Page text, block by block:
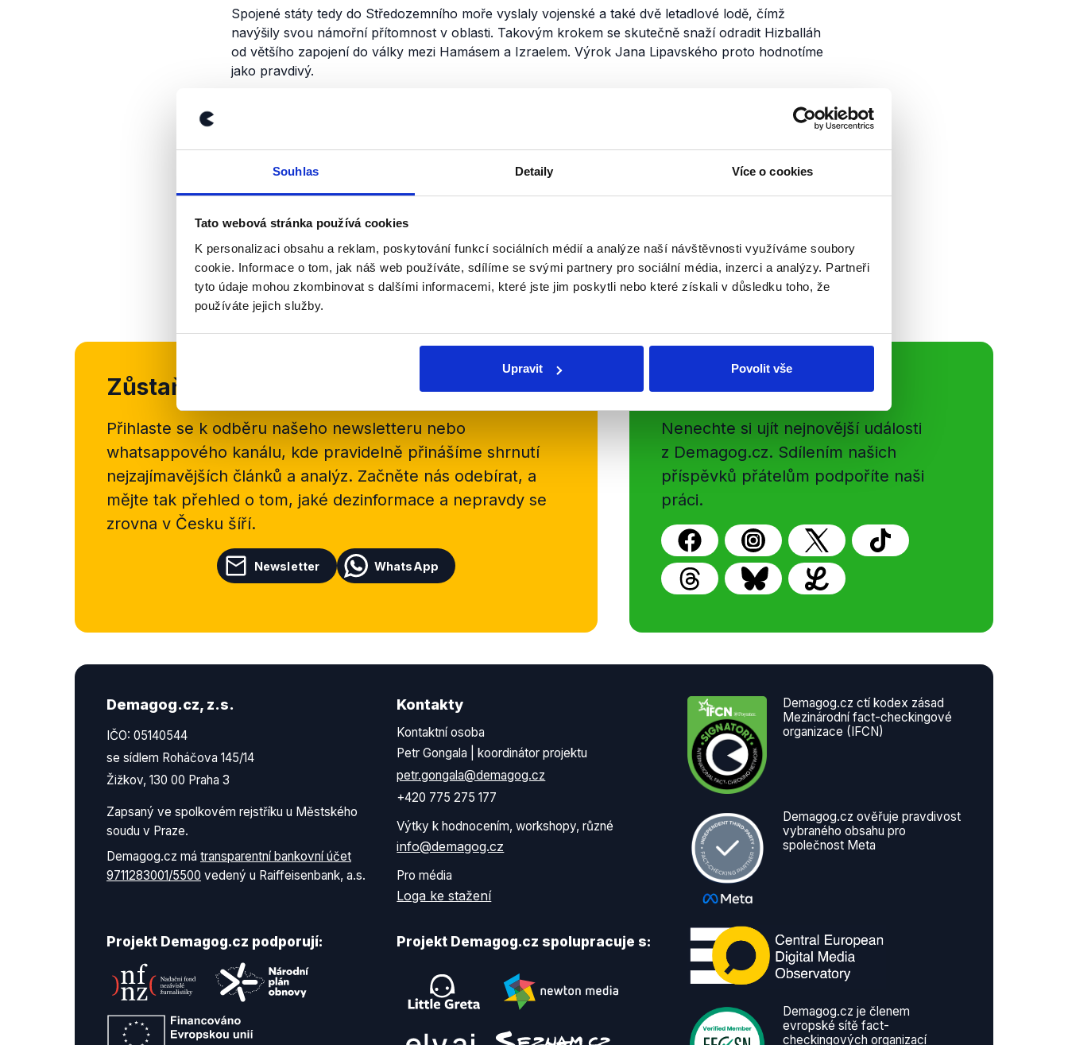
Souhlas Detaily Více o cookies
Tato webová stránka používá cookies
K personalizaci obsahu a reklam, poskytování funkcí sociálních médií a analýze naší návštěvnosti využíváme soubory
cookie. Informace o tom, jak náš web používáte, sdílíme se svými partnery pro sociální média, inzerci a analýzy. Partneři
tyto údaje mohou zkombinovat s dalšími informacemi, které jste jim poskytli nebo které získali v důsledku toho, že
používáte jejich služby.
Upravit Povolit vše
Spojené státy tedy do Středozemního moře vyslaly vojenské a také dvě letadlové lodě, čímž
navýšily svou námořní přítomnost v oblasti. Takovým krokem se skutečně snaží odradit Hizballáh
od většího zapojení do války mezi Hamásem a Izraelem. Výrok Jana Lipavského proto hodnotíme
jako pravdivý.
OVĚŘENO
Česká diplomacie v Izraeli a V4
16. listopadu 2023
Izraele Hamásem, ale také o následné izraelské
reakci v Pásmu Gazy. Jeho faktické výroky o...
Číst dál
Zůstaňme v kontaktu
Přihlaste se k odběru našeho newsletteru nebo
whatsappového kanálu, kde pravidelně přinášíme shrnutí
nejzajímavějších článků a analýz. Začněte nás odebírat, a
mějte tak přehled o tom, jaké dezinformace a nepravdy se
zrovna v Česku šíří.
Newsletter WhatsApp
Sociální sítě
Nenechte si ujít nejnovější události
z Demagog.cz. Sdílením našich
příspěvků přátelům podpoříte naši
práci.
Demagog.cz, z.s.
IČO: 05140544
se sídlem Roháčova 145/14
Žižkov, 130 00 Praha 3
Zapsaný ve spolkovém rejstříku u Městského
soudu v Praze.
Demagog.cz má transparentní bankovní účet
9711283001/5500 vedený u Raiffeisenbank, a.s.
Kontakty
Kontaktní osoba
Petr Gongala | koordinátor projektu
petr.gongala@demagog.cz
+420 775 275 177
Výtky k hodnocením, workshopy, různé
info@demagog.cz
Pro média
Loga ke stažení
Projekt Demagog.cz podporují: Projekt Demagog.cz spolupracuje s:
Demagog.cz ctí kodex zásad
Mezinárodní fact-checkingové
organizace (IFCN)
Demagog.cz ověřuje pravdivost
vybraného obsahu pro
společnost Meta
Demagog.cz je členem
evropské sítě fact-
checkingových organizací